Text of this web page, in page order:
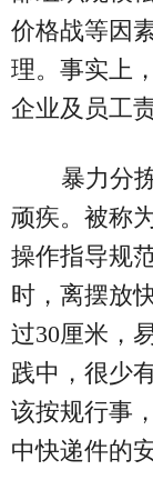
价格战等因
理。事实上
企业及员工
暴力分
顽疾。被称
操作指导规
时，离摆放
过30厘米，
践中，很少
该按规行事
中快递件的安